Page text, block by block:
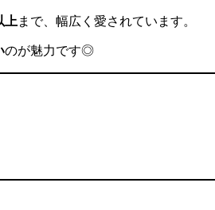
上 まで、幅広く愛されています。
のが魅力です◎